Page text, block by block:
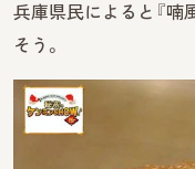
兵庫県民によると『喃
そう。